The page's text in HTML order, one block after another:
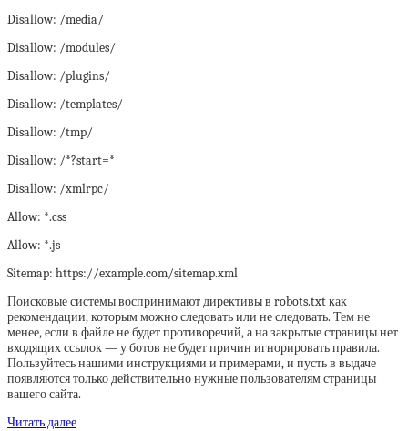
Disallow: /media/
Disallow: /modules/
Disallow: /plugins/
Disallow: /templates/
Disallow: /tmp/
Disallow: /*?start=*
Disallow: /xmlrpc/
Allow: *.css
Allow: *.js
Sitemap: https://example.com/sitemap.xml
Поисковые системы воспринимают директивы в robots.txt как
рекомендации, которым можно следовать или не следовать. Тем не
менее, если в файле не будет противоречий, а на закрытые страницы нет
входящих ссылок — у ботов не будет причин игнорировать правила.
Пользуйтесь нашими инструкциями и примерами, и пусть в выдаче
появляются только действительно нужные пользователям страницы
вашего сайта.
Читать далее